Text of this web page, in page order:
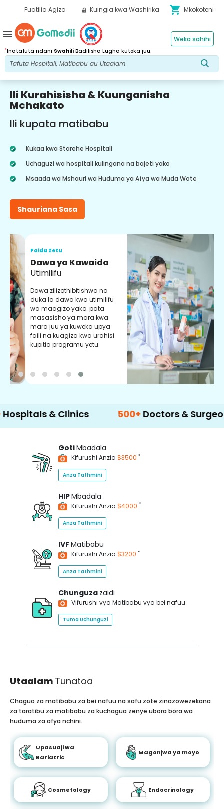
Fuatilia Agizo Kuingia kwa Washirika shopping_cart Mkokoteni
*Inatafuta ndani Swahili Badilisha Lugha kutoka juu.
Weka sahihi
menu
Ili Kurahisisha & Kuunganisha
Mchakato
Ili kupata matibabu
Kukaa kwa Starehe Hospitali
Uchaguzi wa hospitali kulingana na bajeti yako
Msaada wa Mshauri wa Huduma ya Afya wa Muda Wote
Shauriana Sasa
Faida Zetu
Dawa ya Kawaida
Utimilifu
Dawa zilizothibitishwa na
duka la dawa kwa utimilifu
wa maagizo yako. pata
masasisho ya mara kwa
mara juu ya kuweka upya
faili na kuagiza kwa urahisi
kupitia programu yetu.
& Clinics 500+ Doctors & Surgeons
GotiMbadala
Kifurushi Anzia $3500 *
Anza Tathmini
HIPMbadala
Kifurushi Anzia $4000 *
Anza Tathmini
IVFMatibabu
Kifurushi Anzia $3200 *
Anza Tathmini
Chunguza zaidi
Vifurushi vya Matibabu vya bei nafuu
Tuma Uchunguzi
Utaalam Tunatoa
Chaguo za matibabu za bei nafuu na safu zote zinazowezekana
za taratibu za matibabu za kuchagua zenye ubora bora wa
huduma za afya nchini.
Upasuaji wa
Bariatric
Magonjwa ya moyo
Cosmetology Endocrinology